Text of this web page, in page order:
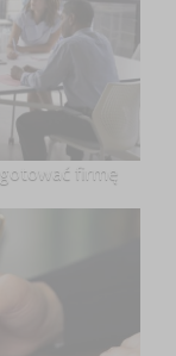
firmę